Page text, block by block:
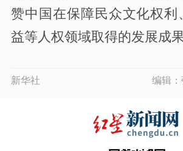
赞中国在保障民众文化权利
益等人权领域取得的发展成果
新华社 编辑